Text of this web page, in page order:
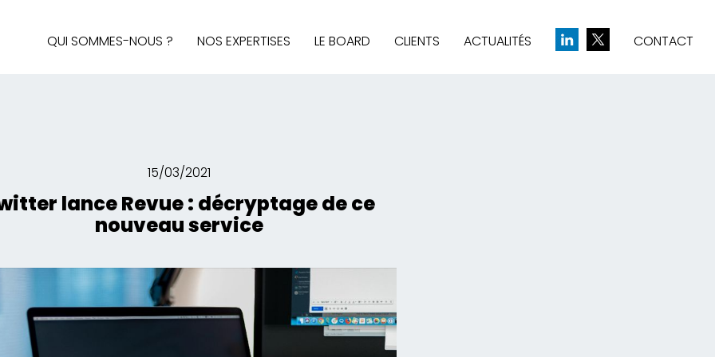
QUI SOMMES-NOUS ?
NOS EXPERTISES
INTELLIGENCE ÉCONOMIQUE
LE BOARD CLIENTS ACTUALITÉS CONTACT
15/03/2021
lance Revue : décryptage de ce
nouveau service